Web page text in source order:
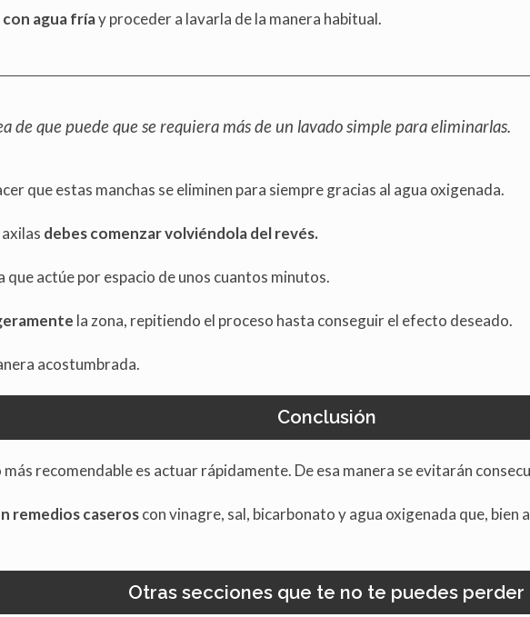
con agua fríay proceder a lavarla de la manera habitual.
de que puede que se requiera más de un lavado simple para eliminarlas.
que estas manchas se eliminen para siempre gracias al agua oxigenada.
debes comenzar volviéndola del revés.
actúe por espacio de unos cuantos minutos.
la zona, repitiendo el proceso hasta conseguir el efecto deseado.
acostumbrada.
Conclusión
recomendable es actuar rápidamente. De esa manera se evitarán
remedios caseroscon vinagre, sal, bicarbonato y agua oxigenada que, bien
Otras secciones que te no te puedes perder